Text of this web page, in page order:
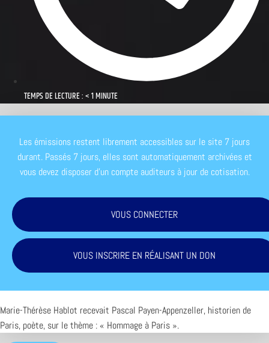
TEMPS DE LECTURE : < 1 MINUTE
Les émissions restent librement accessibles sur le site 7 jours
durant. Passés 7 jours, elles sont automatiquement archivées et
vous devez disposer d'un compte auditeurs à jour de cotisation.
VOUS CONNECTER
VOUS INSCRIRE EN RÉALISANT UN DON
Marie-Thérèse Hablot recevait Pascal Payen-Appenzeller, historien de
Paris, poète, sur le thème : « Hommage à Paris ».